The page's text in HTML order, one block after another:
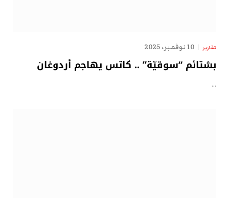
تقارير 10 نوفمبر، 2025
بشتائم “سوقيّة” .. كاتس يهاجم أردوغان
…